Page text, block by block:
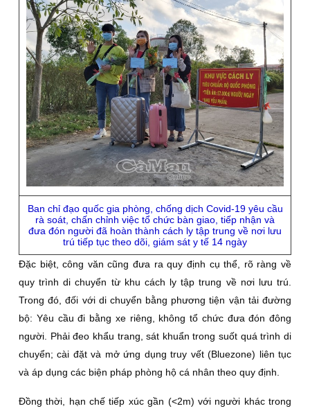
Ban chỉ đạo quốc gia phòng, chống dịch Covid-19 yêu cầu
rà soát, chấn chỉnh việc tổ chức bàn giao, tiếp nhận và
đưa đón người đã hoàn thành cách ly tập trung về nơi lưu
trú tiếp tục theo dõi, giám sát y tế 14 ngày
Đặc biệt, công văn cũng đưa ra quy định cụ thể, rõ ràng về
quy trình di chuyển từ khu cách ly tập trung về nơi lưu trú.
Trong đó, đối với di chuyển bằng phương tiện vận tải đường
bộ: Yêu cầu đi bằng xe riêng, không tổ chức đưa đón đông
người. Phải đeo khẩu trang, sát khuẩn trong suốt quá trình di
chuyển; cài đặt và mở ứng dụng truy vết (Bluezone) liên tục
và áp dụng các biện pháp phòng hộ cá nhân theo quy định.
Đồng thời, hạn chế tiếp xúc gần (<2m) với người khác trong